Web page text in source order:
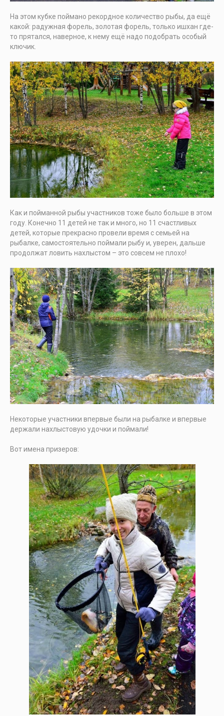
На этом кубке поймано рекордное количество рыбы, да ещё
какой: радужная форель, золотая форель, только ишхан где-
то прятался, наверное, к нему ещё надо подобрать особый
ключик.
Как и пойманной рыбы участников тоже было больше в этом
году. Конечно 11 детей не так и много, но 11 счастливых
детей, которые прекрасно провели время с семьей на
рыбалке, самостоятельно поймали рыбу и, уверен, дальше
продолжат ловить нахлыстом – это совсем не плохо!
Некоторые участники впервые были на рыбалке и впервые
держали нахлыстовую удочки и поймали!
Вот имена призеров: